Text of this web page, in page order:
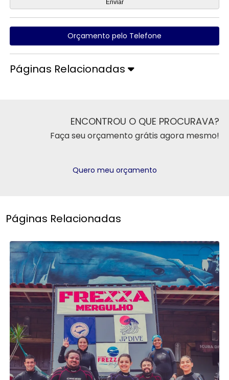
Orçamento pelo Telefone
Páginas Relacionadas
ENCONTROU O QUE PROCURAVA?
Faça seu orçamento grátis agora mesmo!
Quero meu orçamento
Páginas Relacionadas